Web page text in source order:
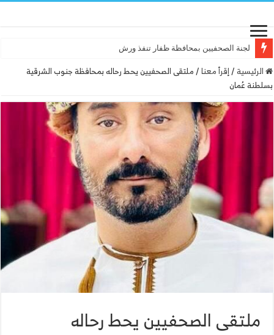
لجنة الصحفيين بمحافظة ظفار تنفذ ورشة عمل “أساسيات الت
الرئيسية /إقرأ معنا/ملتقى الصحفيين يحط رحاله بمحافظة جنوب الشرقية
بسلطنة عُمان
ملتقى الصحفيين يحط رحاله